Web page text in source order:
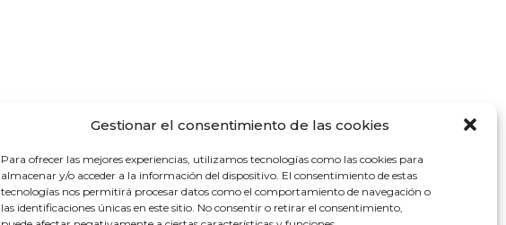
Gestionar el consentimiento de las cookies
Para ofrecer las mejores experiencias, utilizamos tecnologías como las cookies para
almacenar y/o acceder a la información del dispositivo. El consentimiento de estas
tecnologías nos permitirá procesar datos como el comportamiento de navegación o
las identificaciones únicas en este sitio. No consentir o retirar el consentimiento,